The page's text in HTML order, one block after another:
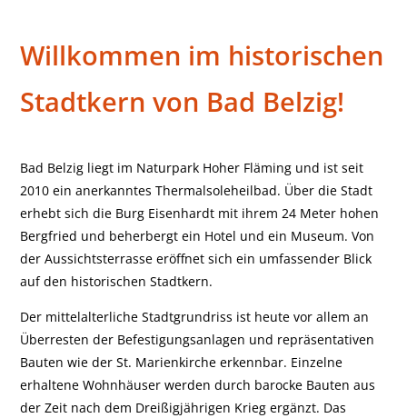
Bad Belzig
Willkommen im historischen
Stadtkern von Bad Belzig!
Bad Belzig liegt im Naturpark Hoher Fläming und ist seit
2010 ein anerkanntes Thermalsoleheilbad. Über die Stadt
erhebt sich die Burg Eisenhardt mit ihrem 24 Meter hohen
Bergfried und beherbergt ein Hotel und ein Museum. Von
der Aussichtsterrasse eröffnet sich ein umfassender Blick
auf den historischen Stadtkern.
Der mittelalterliche Stadtgrundriss ist heute vor allem an
Überresten der Befestigungsanlagen und repräsentativen
Bauten wie der St. Marienkirche erkennbar. Einzelne
erhaltene Wohnhäuser werden durch barocke Bauten aus
der Zeit nach dem Dreißigjährigen Krieg ergänzt. Das